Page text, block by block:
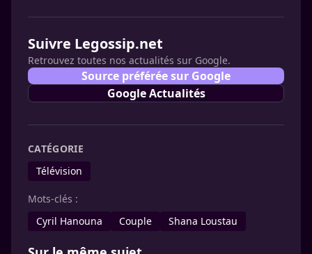
Suivre Legossip.net
Retrouvez toutes nos actualités sur Google.
Source préférée sur Google
Google Actualités
CATÉGORIE
Télévision
Mots-clés :
Cyril Hanouna
Couple Shana Loustau